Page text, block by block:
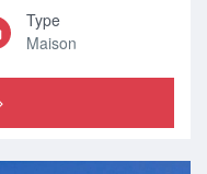
Type
Maison